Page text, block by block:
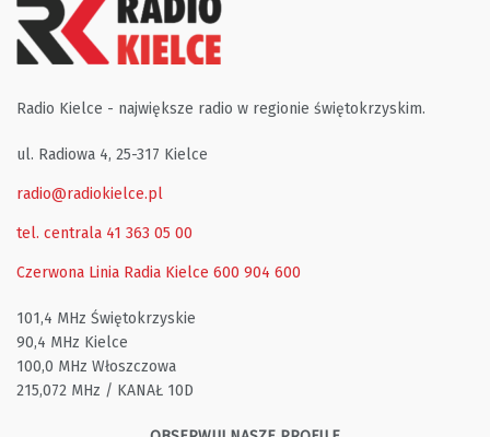
Radio Kielce - największe radio w regionie świętokrzyskim.
ul. Radiowa 4, 25-317 Kielce
radio@radiokielce.pl
tel. centrala 41 363 05 00
Czerwona Linia Radia Kielce 600 904 600
101,4 MHz Świętokrzyskie
90,4 MHz Kielce
100,0 MHz Włoszczowa
215,072 MHz / KANAŁ 10D